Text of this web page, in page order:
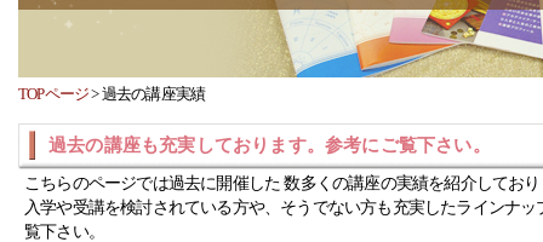
TOPページ>過去の講座実績
過去の講座も充実しております。参考にご覧下さい。
こちらのページでは過去に開催した 数多くの講座の実績を紹介してお
入学や受講を検討されている方や、そうでない方も充実したラインナッ
覧下さい。